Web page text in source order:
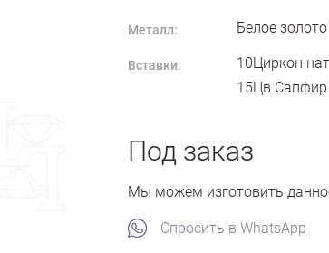
Металл: Белое золото
Вставки:
10Циркон
15Цв Сапфир
Под заказ
Мы можем изготовить
Спросить в WhatsApp